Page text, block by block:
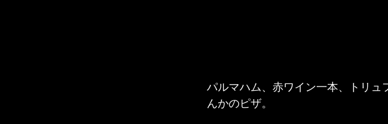
パルマハム、赤ワイン一本、トリュ
んかのピザ。